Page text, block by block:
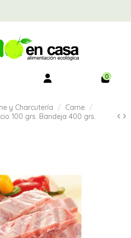
0
y Charcutería
Carne
100 grs. Bandeja 400 grs.